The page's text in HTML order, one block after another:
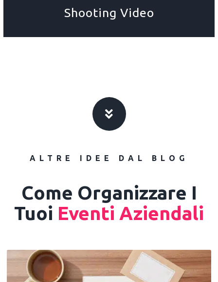
Shooting Video
ALTRE IDEE DAL BLOG
Come Organizzare I
Tuoi Eventi Aziendali